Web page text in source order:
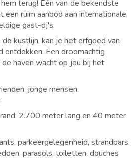
terug! Eén van de bekendste
een ruim aanbod aan internationale
gast-dj's.
kustlijn, kan je het erfgoed van
ontdekken. Een droomachtig
haven wacht op jou bij het
jonge mensen,
2.700 meter lang en 40 meter
parkeergelegenheid, strandbars,
parasols, toiletten, douches